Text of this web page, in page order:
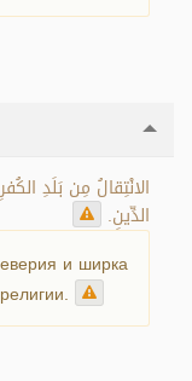
الانْتِقالُ مِن بَلَدِ
الدِّينِ.
и ширка